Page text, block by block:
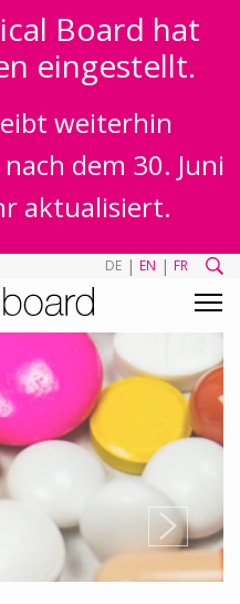
Board hat
eingestellt.
weiterhin
dem 30. Juni
aktualisiert.
DE | EN | FR